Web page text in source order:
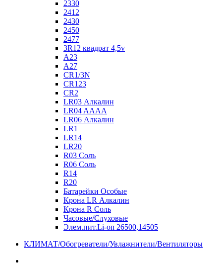
2330
2412
2430
2450
2477
3R12 квадрат 4,5v
A23
A27
CR1/3N
CR123
CR2
LR03 Алкалин
LR04 AAAA
LR06 Алкалин
LR1
LR14
LR20
R03 Соль
R06 Соль
R14
R20
Батарейки Особые
Крона LR Алкалин
Крона R Соль
Часовые/Слуховые
Элем.пит.Li-on 26500,14505
КЛИМАТ/Обогреватели/Увлажнители/Вентиляторы